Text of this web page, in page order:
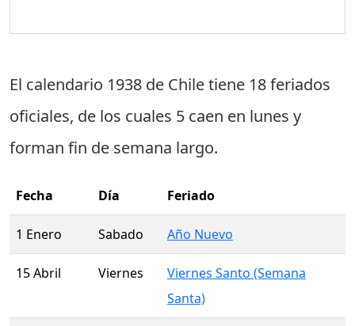
El calendario 1938 de Chile tiene 18 feriados
oficiales, de los cuales 5 caen en lunes y
forman fin de semana largo.
Fecha Día Feriado
1 Enero Sabado Año Nuevo
15 Abril Viernes
Viernes Santo (Semana
Santa)